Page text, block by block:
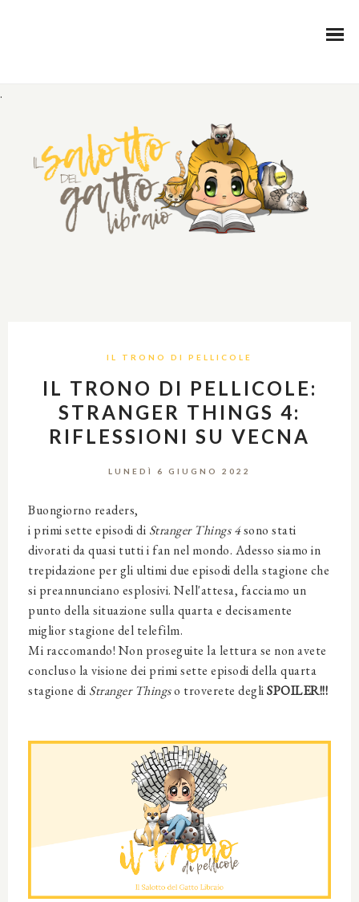
.
IL TRONO DI PELLICOLE
IL TRONO DI PELLICOLE:
STRANGER THINGS 4:
RIFLESSIONI SU VECNA
LUNEDÌ 6 GIUGNO 2022
Buongiorno readers,
i primi sette episodi di Stranger Things 4sono stati
divorati da quasi tutti i fan nel mondo. Adesso siamo in
trepidazione per gli ultimi due episodi della stagione che
si preannunciano esplosivi. Nell'attesa, facciamo un
punto della situazione sulla quarta e decisamente
miglior stagione del telefilm.
Mi raccomando! Non proseguite la lettura se non avete
concluso la visione dei primi sette episodi della quarta
stagione di Stranger Thingso troverete degliSPOILER!!!